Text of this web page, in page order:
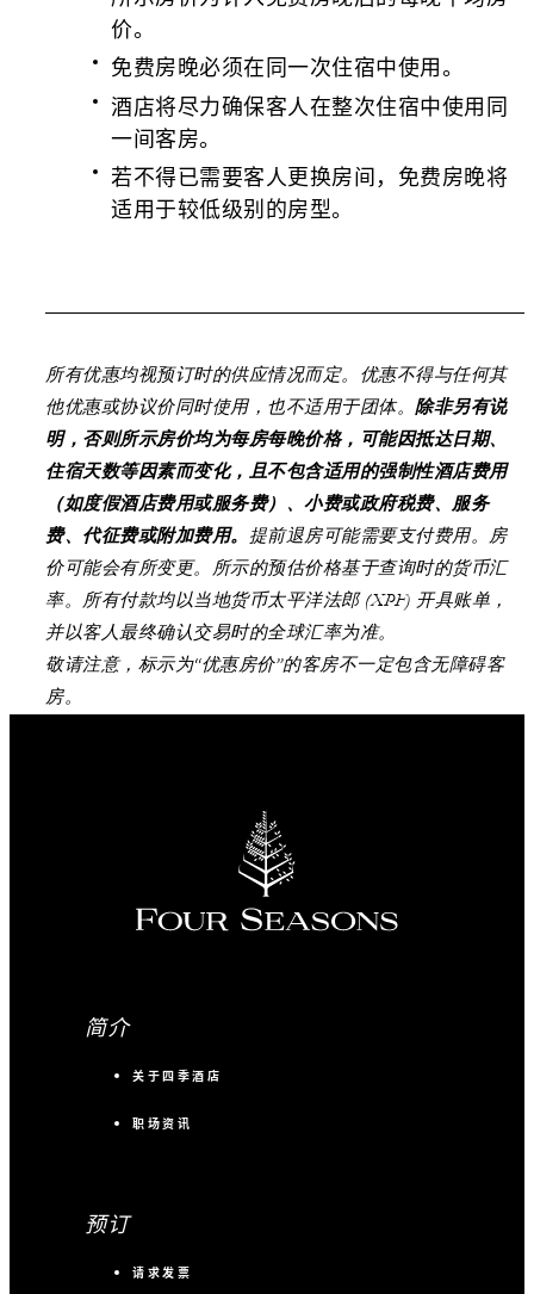
价。
免费房晚必须在同一次住宿中使用。
酒店将尽力确保客人在整次住宿中使用同
一间客房。
若不得已需要客人更换房间，免费房晚将
适用于较低级别的房型。
所有优惠均视预订时的供应情况而定。优惠不得与任何其
他优惠或协议价同时使用，也不适用于团体。 除非另有说
明，否则所示房价均为每房每晚价格，可能因抵达日期、
住宿天数等因素而变化，且不包含适用的强制性酒店费用
（如度假酒店费用或服务费）、小费或政府税费、服务
费、代征费或附加费用。 提前退房可能需要支付费用。房
价可能会有所变更。所示的预估价格基于查询时的货币汇
率。所有付款均以当地货币太平洋法郎 (XPF) 开具账单，
并以客人最终确认交易时的全球汇率为准。
敬请注意，标示为“优惠房价”的客房不一定包含无障碍客
房。
简介
关于四季酒店
职场资讯
预订
请求发票